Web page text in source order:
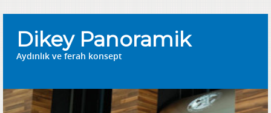
Dikey Panoramik
Aydınlık ve ferah konsept